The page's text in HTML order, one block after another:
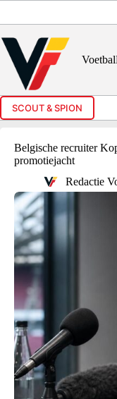
inhoud
SCOUT & SPION
Belgische recruiter
promotiejacht
Redactie